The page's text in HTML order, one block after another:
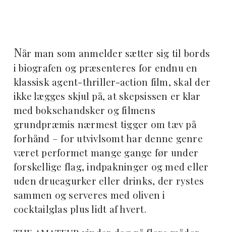
Når man som anmelder sætter sig til bords
i biografen og præsenteres for endnu en
klassisk agent-thriller-action film, skal der
ikke lægges skjul på, at skepsissen er klar
med boksehandsker og filmens
grundpræmis nærmest tigger om tæv på
forhånd – for utvivlsomt har denne genre
været performet mange gange før under
forskellige flag, indpakninger og med eller
uden drueagurker eller drinks, der rystes
sammen og serveres med oliven i
cocktailglas plus lidt af hvert.